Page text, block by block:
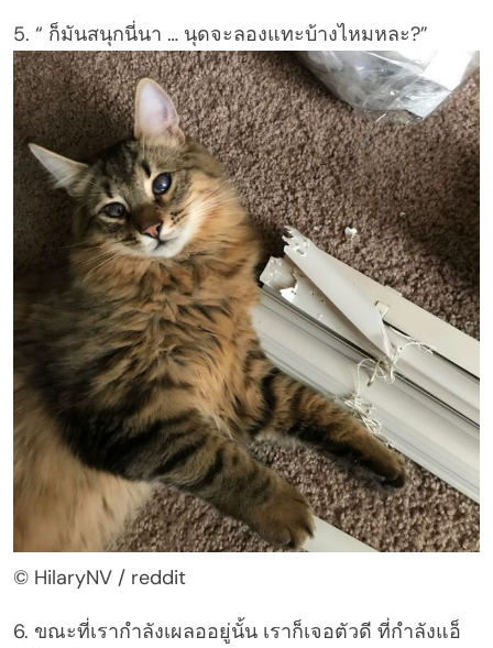
5. “ ก็มันสนุกนี่นา … นุดจะลองแทะบ้างไหมหละ?”
© HilaryNV / reddit
6. ขณะที่เรากำลังเผลออยู่นั้น เราก็เจอตัวดี ที่กำลังแอ็